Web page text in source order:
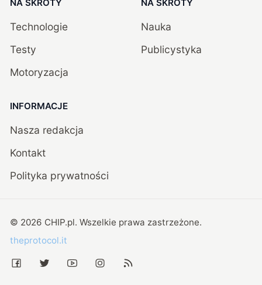
NA SKRÓTY
Technologie
Testy
Motoryzacja
NA SKRÓTY
Nauka
Publicystyka
INFORMACJE
Nasza redakcja
Kontakt
Polityka prywatności
© 2026 CHIP.pl. Wszelkie prawa zastrzeżone.
theprotocol.it